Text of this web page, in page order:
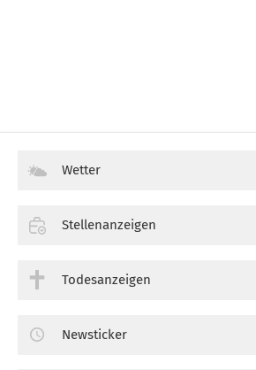
Wetter
Stellenanzeigen
Todesanzeigen
Newsticker